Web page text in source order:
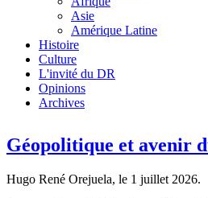
Asie
Amérique Latine
Histoire
Culture
L'invité du DR
Opinions
Archives
Géopolitique et avenir
Hugo René Orejuela, le 1 juillet 2026.